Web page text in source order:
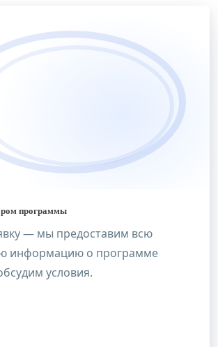
программы
— мы предоставим всю
информацию о программе
условия.